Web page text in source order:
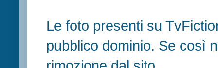
Le foto presenti su
pubblico dominio. Se così